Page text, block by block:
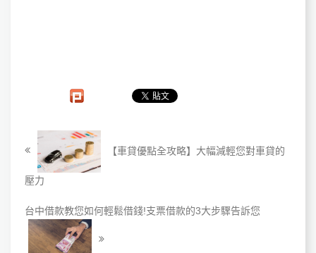
【車貸優點全攻略】大幅減輕您對車貸的
壓力
台中借款教您如何輕鬆借錢!支票借款的3大步驟告訴您